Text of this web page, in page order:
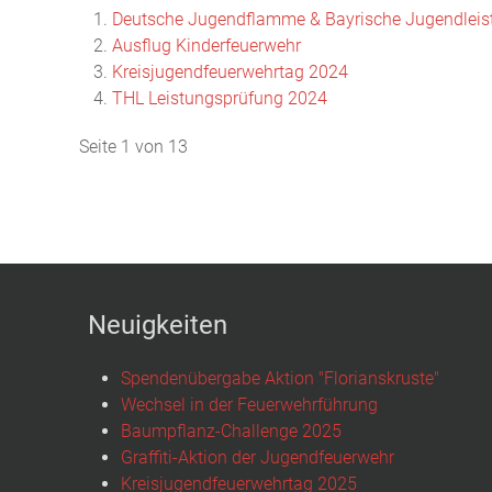
Deutsche Jugendflamme & Bayrische
Ausflug Kinderfeuerwehr
Kreisjugendfeuerwehrtag 2024
THL Leistungsprüfung 2024
Seite 1 von 13
Neuigkeiten
Spendenübergabe Aktion "Florianskruste"
Wechsel in der Feuerwehrführung
Baumpflanz-Challenge 2025
Graffiti-Aktion der Jugendfeuerwehr
Kreisjugendfeuerwehrtag 2025